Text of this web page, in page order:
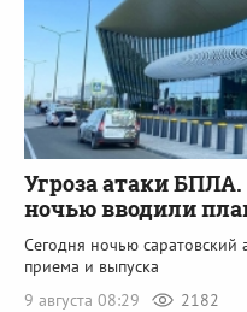
Угроза атаки БПЛА.
ночью вводили
Сегодня ночью саратовский
приема и выпуска
9 августа 08:29
2182